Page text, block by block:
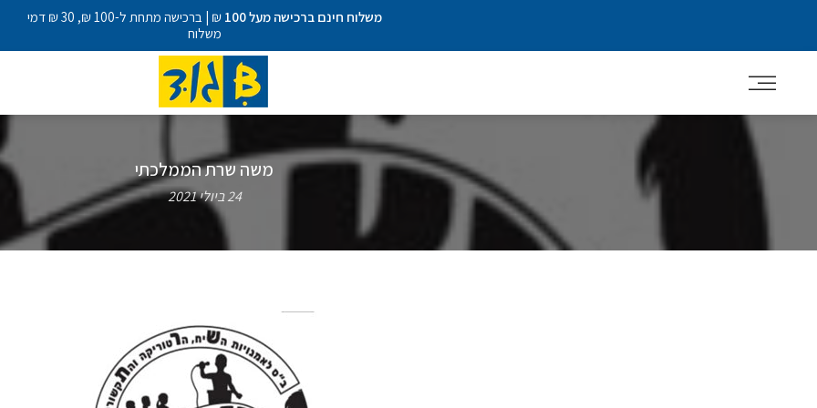
משלוח חינם ברכישה מעל 100
₪ | ברכישה מתחת ל-100 ₪, 30 ₪ דמי
משלוח
משה שרת הממלכתי
24 ביולי 2021